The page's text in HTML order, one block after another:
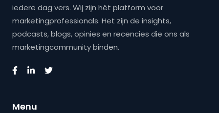
iedere dag vers. Wij zijn hét platform voor
marketingprofessionals. Het zijn de insights,
podcasts, blogs, opinies en recencies die ons als
marketingcommunity binden.
Menu